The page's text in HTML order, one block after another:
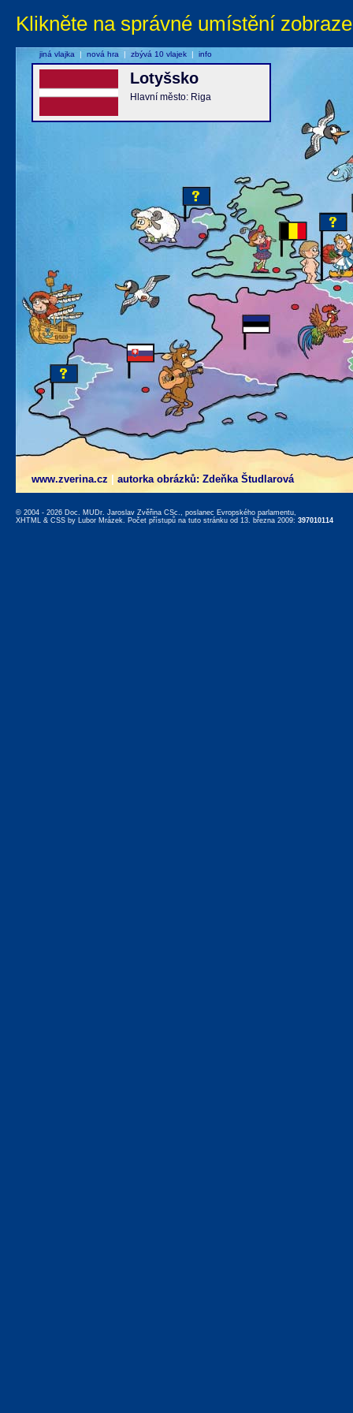
Klikněte na správné umístění
www.zverina.cz autorka obrázků: Zdeňka Študlarová
Lotyšsko
Hlavní město: Riga
jiná vlajka | nová hra | zbývá 10 vlajek | info
© 2004 - 2026 Doc. MUDr. Jaroslav Zvěřina CSc., poslanec Evropského parlamentu,
XHTML & CSS by Lubor Mrázek. Počet přístupů na tuto stránku od 13. března 2009: 397010114